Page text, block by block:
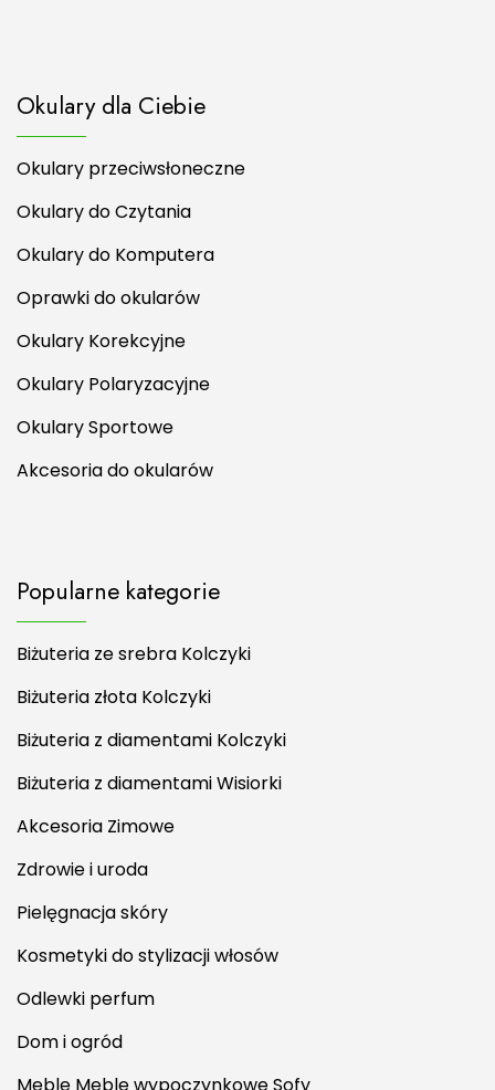
Okulary dla Ciebie
Okulary przeciwsłoneczne
Okulary do Czytania
Okulary do Komputera
Oprawki do okularów
Okulary Korekcyjne
Okulary Polaryzacyjne
Okulary Sportowe
Akcesoria do okularów
Popularne kategorie
Biżuteria ze srebra Kolczyki
Biżuteria złota Kolczyki
Biżuteria z diamentami Kolczyki
Biżuteria z diamentami Wisiorki
Akcesoria Zimowe
Zdrowie i uroda
Pielęgnacja skóry
Kosmetyki do stylizacji włosów
Odlewki perfum
Dom i ogród